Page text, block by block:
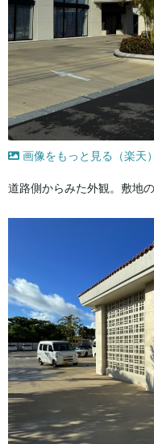
画像をもっと見る（楽天）
道路側からみた外観。敷地